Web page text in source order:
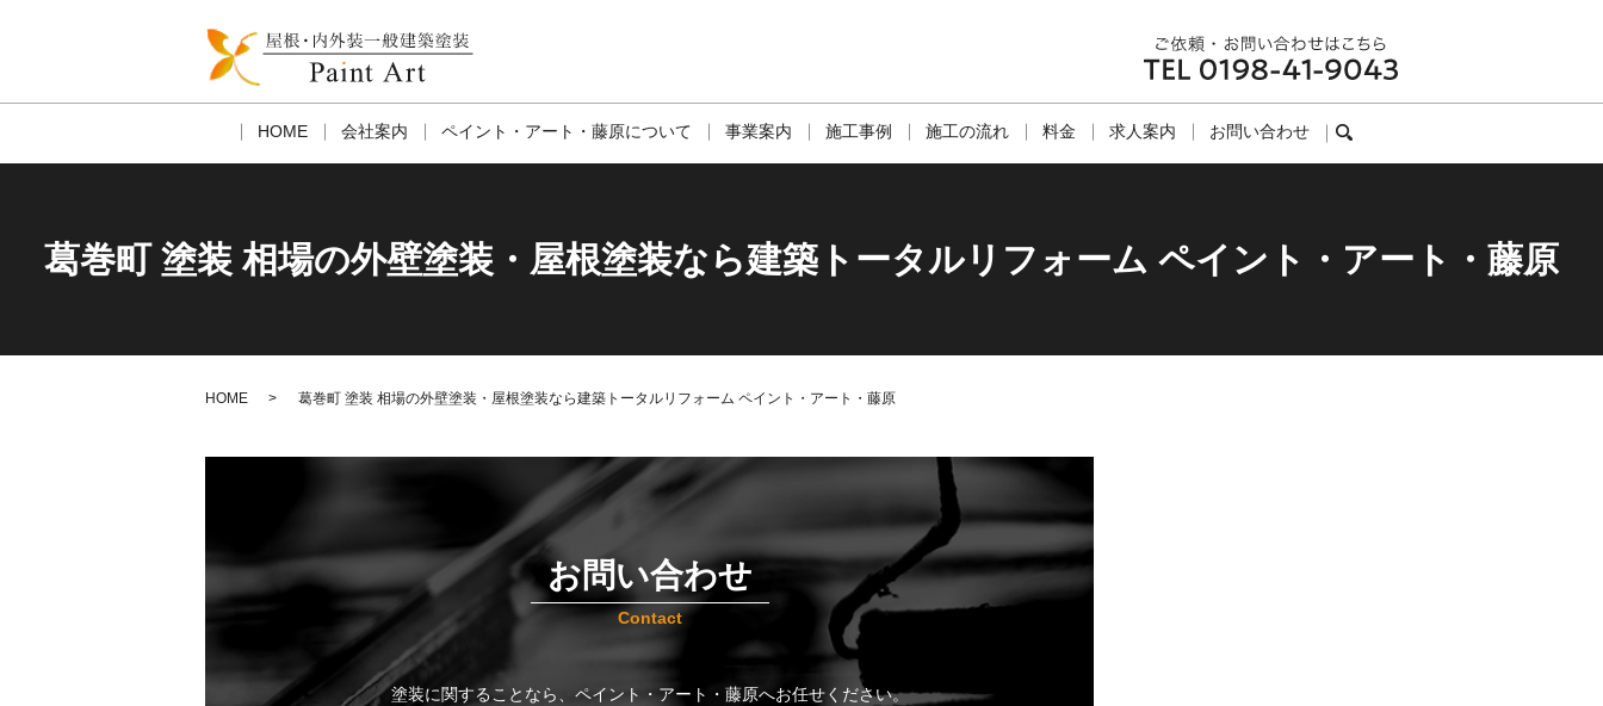
HOME 会社案内 ペイント・アート・藤原について 事業案内 施工事例 施工の流れ 料金 求人案内 お問い合わせ search
葛巻町 塗装 相場の外壁塗装・屋根塗装なら建築トータルリフォーム ペイント・アート・藤原
HOME 葛巻町 塗装 相場の外壁塗装・屋根塗装なら建築トータルリフォーム ペイント・アート・藤原
お問い合わせ
Contact
塗装に関することなら、 ペイント・アート・藤原へお任せください。